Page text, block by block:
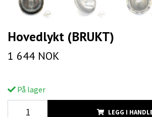
Hovedlykt (BRUKT)
1 644 NOK
På lager
LEGG I